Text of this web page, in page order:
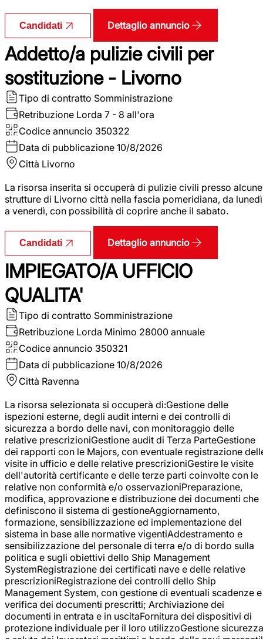
Candidati Dettaglio annuncio
Addetto/a pulizie civili per
sostituzione - Livorno
Tipo di contratto Somministrazione
Retribuzione Lorda 7 - 8 all'ora
Codice annuncio 350322
Data di pubblicazione 10/8/2026
Città Livorno
La risorsa inserita si occuperà di pulizie civili presso alcune
strutture di Livorno città nella fascia pomeridiana, da lunedì
a venerdì, con possibilità di coprire anche il sabato.
Candidati Dettaglio annuncio
IMPIEGATO/A UFFICIO
QUALITA'
Tipo di contratto Somministrazione
Retribuzione Lorda Minimo 28000 annuale
Codice annuncio 350321
Data di pubblicazione 10/8/2026
Città Ravenna
La risorsa selezionata si occuperà di:Gestione delle
ispezioni esterne, degli audit interni e dei controlli di
sicurezza a bordo delle navi, con monitoraggio delle
relative prescrizioniGestione audit di Terza ParteGestione
dei rapporti con le Majors, con eventuale registrazione
visite in ufficio e delle relative prescrizioniGestire le visite
dell'autorità certificante e delle terze parti coinvolte con le
relative non conformità e/o osservazioniPreparazione,
modifica, approvazione e distribuzione dei documenti che
definiscono il sistema di gestioneAggiornamento,
formazione, sensibilizzazione ed implementazione del
sistema in base alle normative vigentiAddestramento e
sensibilizzazione del personale di terra e/o di bordo sulla
politica e sugli obiettivi dello Ship Management
SystemRegistrazione dei certificati nave e delle relative
prescrizioniRegistrazione dei controlli dello Ship
Management System, con gestione di eventuali scadenze e
verifica dei documenti prescritti; Archiviazione dei
documenti in entrata e in uscitaFornitura dei dispositivi di
protezione individuale per il loro utilizzoGestione sicurezza